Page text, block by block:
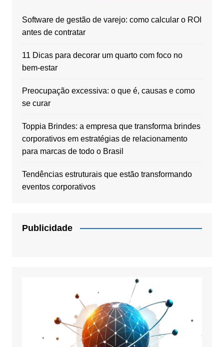
Software de gestão de varejo: como calcular o ROI
antes de contratar
11 Dicas para decorar um quarto com foco no
bem-estar
Preocupação excessiva: o que é, causas e como
se curar
Toppia Brindes: a empresa que transforma brindes
corporativos em estratégias de relacionamento
para marcas de todo o Brasil
Tendências estruturais que estão transformando
eventos corporativos
Publicidade